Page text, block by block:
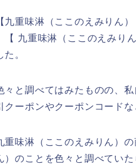
九重味淋（ここのえみりん
【 九重味淋（ここのえみり
。
々と調べてはみたものの、
クーポンやクーポンコード
重味淋（ここのえみりん）
）のことを色々と調べてい